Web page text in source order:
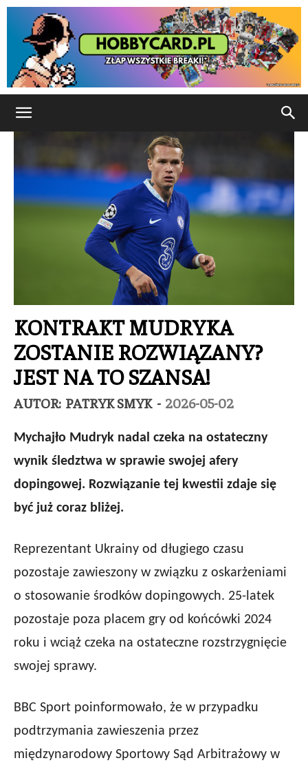
KONTRAKT MUDRYKA
ZOSTANIE ROZWIĄZANY?
JEST NA TO SZANSA!
AUTOR: PATRYK SMYK - 2026-05-02
Mychajło Mudryk nadal czeka na ostateczny
wynik śledztwa w sprawie swojej afery
dopingowej. Rozwiązanie tej kwestii zdaje się
być już coraz bliżej.
Reprezentant Ukrainy od długiego czasu
pozostaje zawieszony w związku z oskarżeniami
o stosowanie środków dopingowych. 25-latek
pozostaje poza placem gry od końcówki 2024
roku i wciąż czeka na ostateczne rozstrzygnięcie
swojej sprawy.
BBC Sport poinformowało, że w przypadku
podtrzymania zawieszenia przez
międzynarodowy Sportowy Sąd Arbitrażowy w